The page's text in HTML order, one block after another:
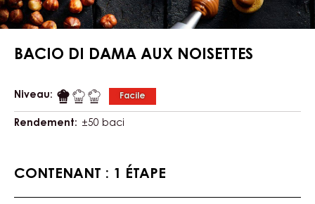
BACIO DI DAMA AUX NOISETTES
Niveau: Facile
Rendement: ±50 baci
CONTENANT : 1 ÉTAPE